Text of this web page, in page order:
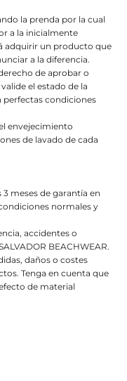
la prenda por la cual
a la inicialmente
adquirir un producto que
a la diferencia.
de aprobar o
el estado de la
perfectas condiciones
envejecimiento
de lavado de cada
3 meses de garantía en
normales y
accidentes o
BEACHWEAR.
daños o costes
Tenga en cuenta que
de material